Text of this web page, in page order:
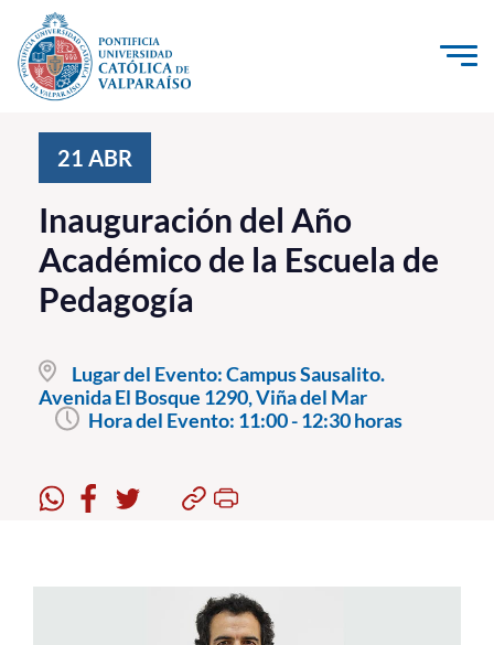
Click acá para ir directamente al contenido
Investigación, Creación e Innovación
PUCV Internacional
Vinculación con el Medio
Pregrado
Postgrado
Formación Continua
21 ABR
Inauguración del Año
Académico de la Escuela de
Pedagogía
Lugar del Evento:Campus Sausalito.
Avenida El Bosque 1290, Viña del Mar
Hora del Evento: 11:00 - 12:30 horas